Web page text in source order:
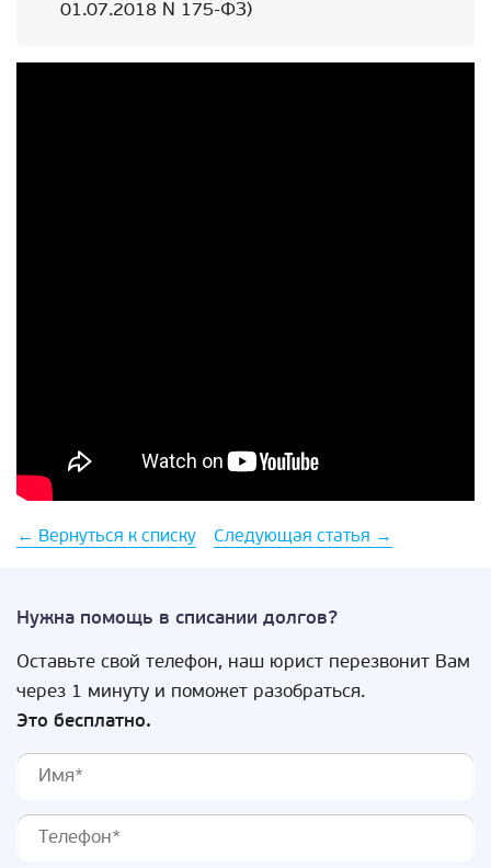
01.07.2018 N 175-ФЗ)
← Вернуться к списку Следующая статья →
Нужна помощь в списании долгов?
Оставьте свой телефон, наш юрист перезвонит Вам
через 1 минуту и поможет разобраться.
Это бесплатно.